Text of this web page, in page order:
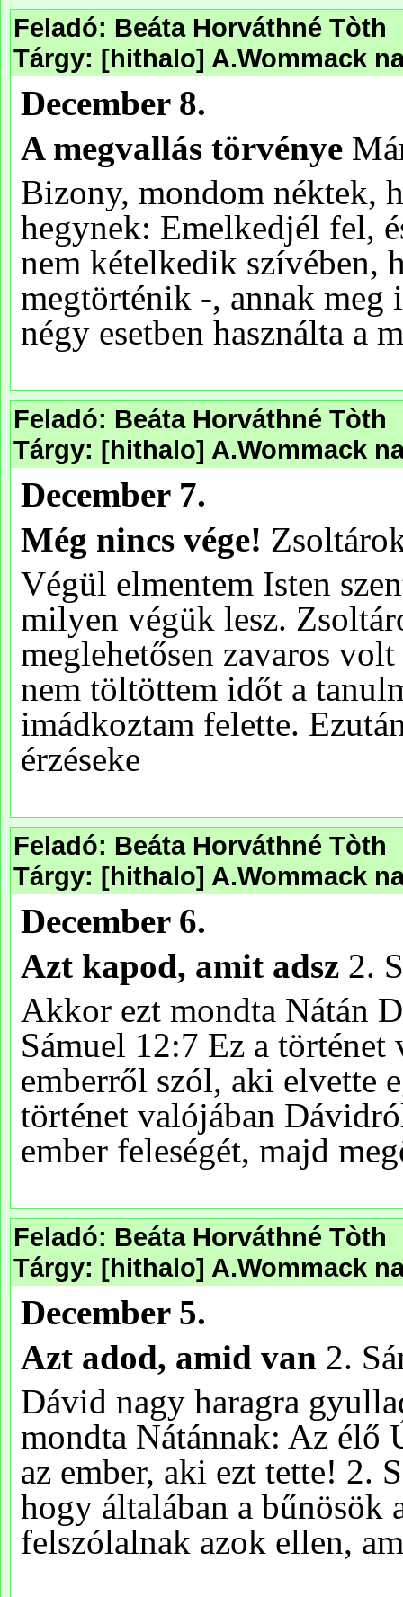
Feladó: Beáta Horváthné Tòth
Tárgy: [hithalo] A.Wommack
Feladó: Beáta Horváthné Tòth
Tárgy: [hithalo] A.Wommack
Feladó: Beáta Horváthné Tòth
Tárgy: [hithalo] A.Wommack
Feladó: Beáta Horváthné Tòth
Tárgy: [hithalo] A.Wommack